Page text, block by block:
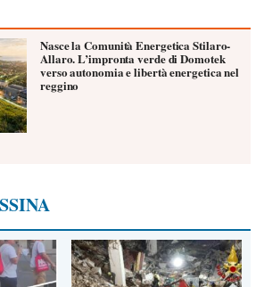
Nasce la Comunità Energetica Stilaro-
Allaro. L’impronta verde di Domotek
verso autonomia e libertà energetica nel
reggino